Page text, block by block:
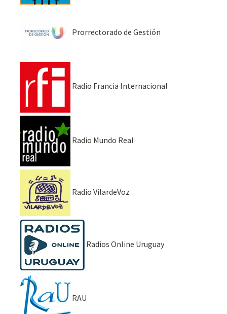
Prorrectorado de Gestión
Radio Francia Internacional
Radio Mundo Real
Radio VilardeVoz
Radios Online Uruguay
RAU